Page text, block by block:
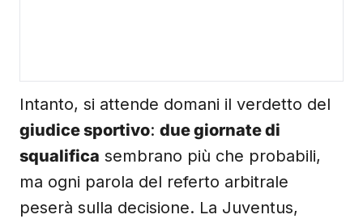
Intanto, si attende domani il verdetto del
giudice sportivo: due giornate di
squalifica sembrano più che probabili,
ma ogni parola del referto arbitrale
peserà sulla decisione. La Juventus,